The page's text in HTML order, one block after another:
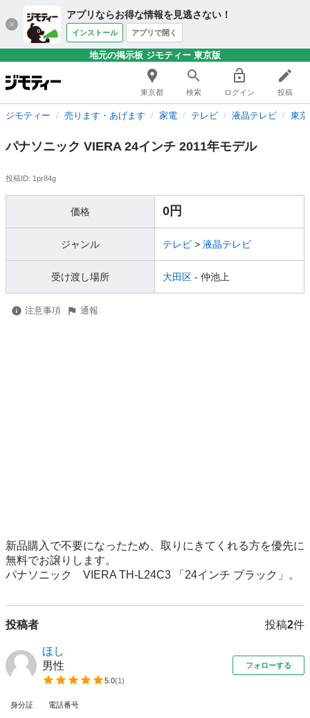
アプリならお得な情報を見逃さない！
インストール アプリで開く
地元の掲示板 ジモティー 東京版
東京都 検索 ログイン 投稿
ジモティー 売ります・あげます 家電 テレビ 液晶テレビ 東
パナソニック VIERA 24インチ 2011年モデル
投稿ID: 1pr84g
価格 0円
ジャンル テレビ > 液晶テレビ
受け渡し場所 大田区 - 仲池上
注意事項 通報
新品購入で不要になったため、取りにきてくれる方を優先に
無料でお譲りします。
パナソニック　VIERA TH-L24C3 「24インチ ブラック」。
投稿者 投稿2件
ほし
男性
5.0(1)
フォローする
身分証 電話番号